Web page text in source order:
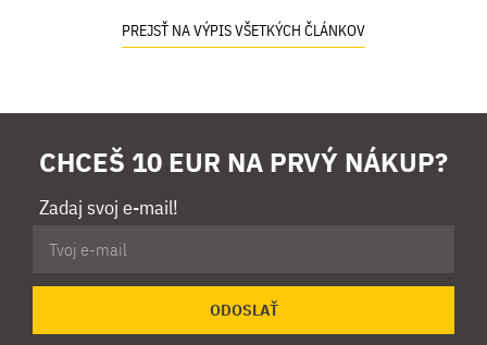
PREJSŤ NA VÝPIS VŠETKÝCH ČLÁNKOV
CHCEŠ 10 EUR NA PRVÝ NÁKUP?
Zadaj svoj e-mail!
ODOSLAŤ